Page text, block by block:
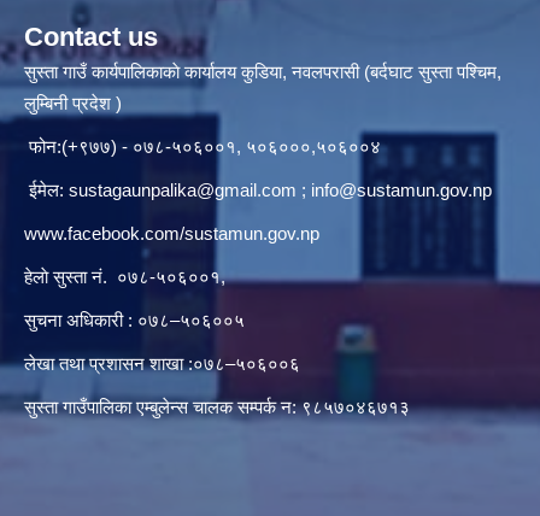
Contact us
सुस्ता गाउँ कार्यपालिकाकाे कार्यालय कुडिया, नवलपरासी (बर्दघाट सुस्ता पश्चिम,
लुम्बिनी प्रदेश )
फोन:(+९७७) - ०७८-५०६००१, ५०६०००,५०६००४
ईमेल: sustagaunpalika@gmail.com ; info@sustamun.gov.np
www.facebook.com/sustamun.gov.np
हेलाे सुस्ता नं. ०७८-५०६००१,
सुचना अधिकारी : ०७८–५०६००५
लेखा तथा प्रशासन शाखा :०७८–५०६००६
सुस्ता गाउँपालिका एम्बुलेन्स चालक सम्पर्क न‌‍: ९८५७०४६७१३